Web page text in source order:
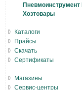
Пневмоинструмент
Хозтовары
Каталоги
Прайсы
Скачать
Сертификаты
Магазины
Сервис-центры